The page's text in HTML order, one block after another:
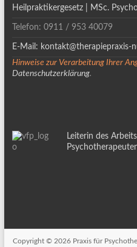
Heilpraktikergesetz | MSc.
Telefon: 0911 / 953 40079
E-Mail: kontakt@therapiepraxis-
Hinweise zur Verarbeitung Ihrer
Datenschutzerklärung.
Leiterin des
Copyright © 2026 Praxis für